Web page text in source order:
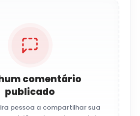
comentário
publicado
pessoa a compartilhar sua